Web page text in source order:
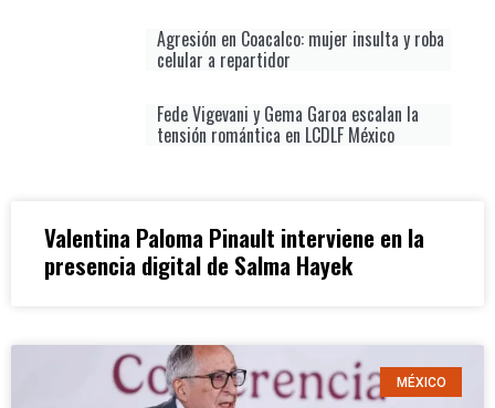
Agresión en Coacalco: mujer insulta y roba
celular a repartidor
Fede Vigevani y Gema Garoa escalan la
tensión romántica en LCDLF México
Valentina Paloma Pinault interviene en la
presencia digital de Salma Hayek
MÉXICO